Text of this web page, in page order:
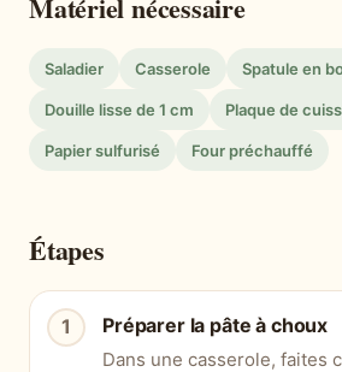
Saladier Casserole Spatule en
Douille lisse de 1 cm Plaque de
Papier sulfurisé Four préchauffé
Étapes
Préparer la pâte à choux
Dans une casserole, faites